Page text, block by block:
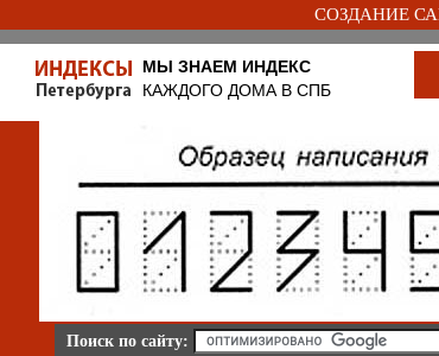
СОЗДАНИЕ
МЫ ЗНАЕМ ИНДЕКС
КАЖДОГО ДОМА В СПБ
Поиск по сайту: